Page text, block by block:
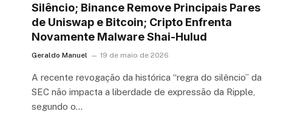
Silêncio; Binance Remove Principais Pares
de Uniswap e Bitcoin; Cripto Enfrenta
Novamente Malware Shai-Hulud
Geraldo Manuel 19 de maio de 2026
A recente revogação da histórica “regra do silêncio” da
SEC não impacta a liberdade de expressão da Ripple,
segundo o…